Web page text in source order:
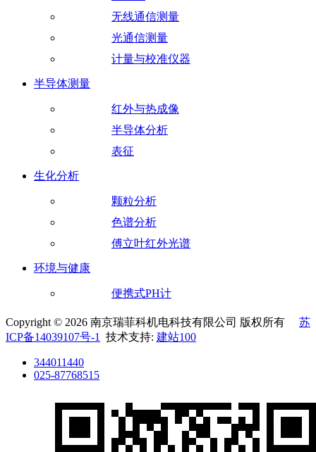
无线通信测量
光通信测量
计量与校准仪器
半导体测量
红外与热成像
半导体分析
表征
生化分析
颗粒分析
色谱分析
傅立叶红外光谱
环境与健康
便携式PH计
Copyright © 2026 南京瑞菲科机电科技有限公司 版权所有 苏
ICP备14039107号-1
技术支持: 建站100
344011440
025-87768515